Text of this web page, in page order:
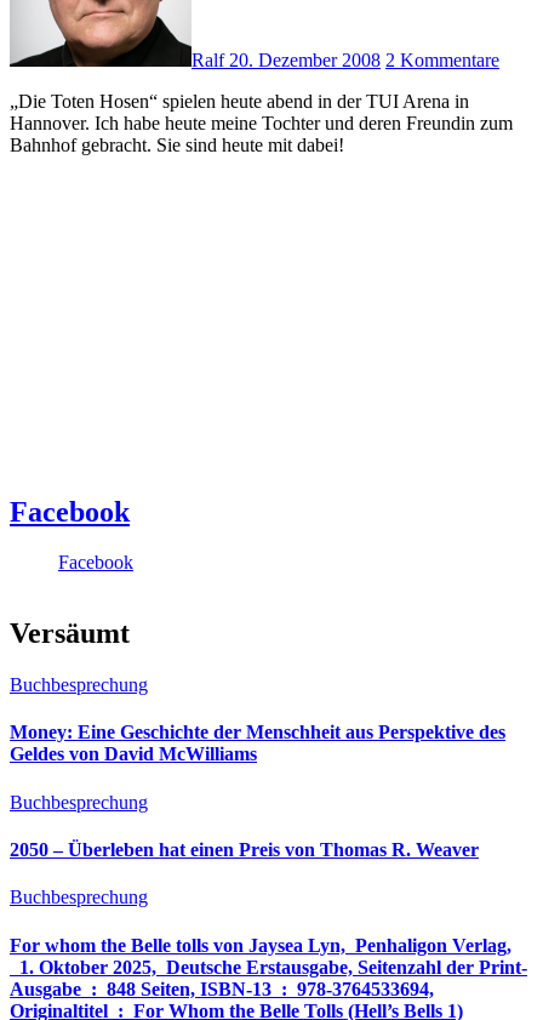
Ralf 20. Dezember 2008 2 Kommentare
„Die Toten Hosen“ spielen heute abend in der TUI Arena in
Hannover. Ich habe heute meine Tochter und deren Freundin zum
Bahnhof gebracht. Sie sind heute mit dabei!
Facebook
Facebook
Versäumt
Buchbesprechung
Money: Eine Geschichte der Menschheit aus Perspektive des
Geldes von David McWilliams
Buchbesprechung
2050 – Überleben hat einen Preis von Thomas R. Weaver
Buchbesprechung
For whom the Belle tolls von Jaysea Lyn, ‎ Penhaligon Verlag,
‎ 1. Oktober 2025, ‎ Deutsche Erstausgabe, Seitenzahl der Print-
Ausgabe ‏ : ‎ 848 Seiten, ISBN-13 ‏ : ‎ 978-3764533694,
Originaltitel ‏ : ‎ For Whom the Belle Tolls (Hell’s Bells 1)